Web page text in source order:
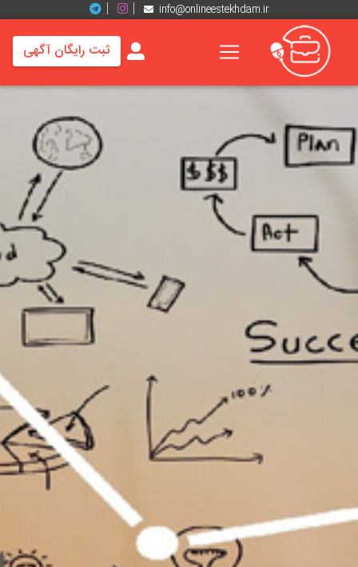
info@onlineestekhdam.ir
خانه
های
شغلی
رزومه
ها
مشاغل
ثبت رایگان آگهی